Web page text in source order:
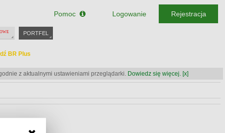
BR Plus
z aktualnymi ustawieniami przeglądarki. Dowiedz się więcej. [x]
PORTFEL
Pomoc Logowanie Rejestracja